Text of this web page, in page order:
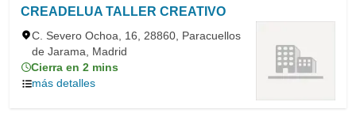
CREADELUA TALLER CREATIVO
C. Severo Ochoa, 16, 28860, Paracuellos
de Jarama, Madrid
Cierra en 2 mins
más detalles